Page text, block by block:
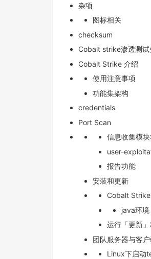
杂项
图标相关
checksum
Cobalt strike渗透测试
Cobalt Strike 介绍
使用注意事项
功能集架构
credentials
Port Scan
信息收集模
user-
报告功能
安装和更新
Cobalt
java环境
运行「更新
团队服务器与客
Linux下启动